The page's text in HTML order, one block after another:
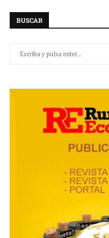
BUSCAR